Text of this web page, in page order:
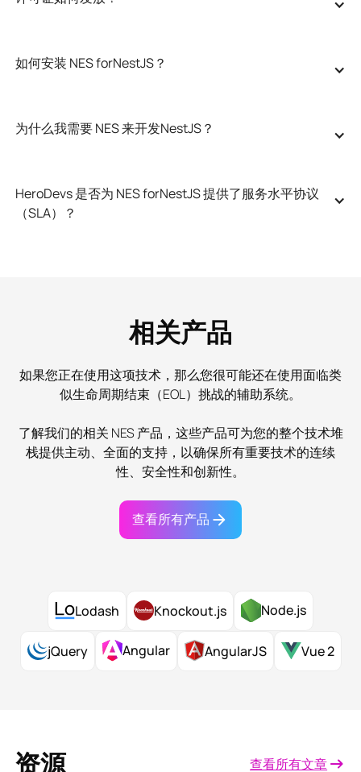
如何安装 NES forNestJS？
为什么我需要 NES 来开发NestJS？
HeroDevs 是否为 NES forNestJS 提供了服务水平协议
（SLA）？
相关产品
如果您正在使用这项技术，那么您很可能还在使用面临类
似生命周期结束（EOL）挑战的辅助系统。
了解我们的相关 NES 产品，这些产品可为您的整个技术堆
栈提供主动、全面的支持，以确保所有重要技术的连续
性、安全性和创新性。
查看所有产品
Lodash Knockout.js Node.js
jQuery Angular AngularJS Vue 2
资源 查看所有文章